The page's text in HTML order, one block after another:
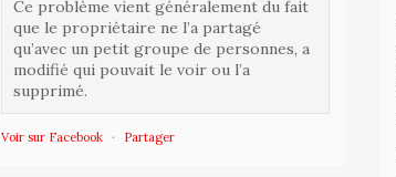
Ce problème vient généralement du fait
que le propriétaire ne l’a partagé
qu’avec un petit groupe de personnes, a
modifié qui pouvait le voir ou l’a
supprimé.
Voir sur Facebook · Partager